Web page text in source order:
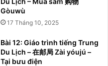
Gòuwù
17 Tháng 10, 2025
Bài 12: Giáo trình tiếng Trung
Du Lịch – 在邮局 Zài yóujú –
Tại bưu điện